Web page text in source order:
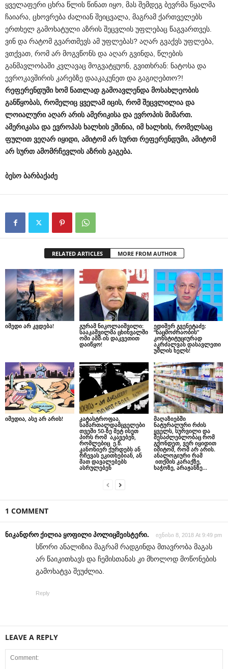
ყველაფერი ცხრა წლის წინათ იყო, მას შემდეგ ბევრმა წყალმა
ჩაიარა, ცხოვრება ძალიან შეიცვალა, მაგრამ ქართველებს
ერთხელ გამოხატული აზრის შეცვლის უფლებაც წაგვართვეს.
ვინ და რატომ გვართმევს ამ უფლებას? აღარ გვაქვს უფლება,
ვთქვათ, რომ არ მოგვწონს და აღარ გვინდა, წლების
განმავლობაში კვლავაც მოგვატყუონ, გვითხრან: ნატოსა და
ევროკავშირის კარებზე დააკაკუნეთ და გაგიღებთო?!
რეფერენდუმი ხომ ნათლად გამოავლენდა მოსახლეობის
განწყობას, რომელიც ყველამ იცის, რომ შეცვლილია და
ლოიალური აღარ არის ამერიკისა და ევროპის მიმართ.
ამერიკასა და ევროპას ხალხის ეშინია, იმ ხალხის, რომელსაც
ფულით ვეღარ იყიდი, ამიტომ არ სურთ რეფერენდუმი, ამიტომ
არ სურთ ამომრჩევლის აზრის გაგება.
ბესო ბარბაქაძე
RELATED ARTICLES MORE FROM AUTHOR
იმედი არ კვდება!
გურამ ნიკოლაიშვილი:
სააკაშვილმა ცხინვალში
ომი აშშ-ის დაკვეთით
დაიწყო!
ედიშერ გვენეტაძე:
“ნაცმოძრაობის”
კონსტიტუციურად
აკრძალვას დასავლეთი
უშლის ხელს!
იმედია, ასე არ არის!
კატასტროფაა,
სამართალდამცველები
თვეში 50-ზე მეტ ისეთ
პირს რომ აკავებენ,
რომლებიც ე.წ.
კანონიერ ქურდებს ან
რჩევას ეკითხებიან, ან
მათ დავალებებს
ასრულებენ
მაღაზიებში
ნატურალური რძის
ყველს, სურვილი და
შესაძლებლობაც რომ
გქონდეთ, ვერ იყიდით
იმიტომ, რომ არ არის.
ანალოგიური რამ
ითქმის კარაქზე,
ხაჭოზე, არაჟანზე…
1 COMMENT
ნიკანდრო ქილია ყოფილი პოლიცმეისტერი. ივნისი 8, 2018 At 9:49 pm
სწორი ანალიზია მაგრამ რადგინდა მთავრობა მაგას
არ წაიკითხავს და ჩემისთანას კი მხოლოდ მოწონების
გამოხატვა შეუძლია.
Reply
LEAVE A REPLY